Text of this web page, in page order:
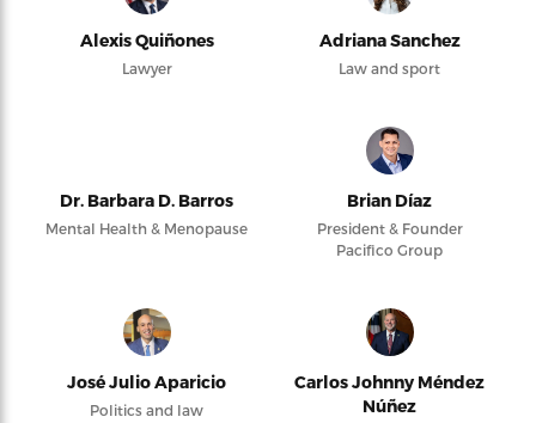
Alexis Quiñones
Lawyer
Adriana Sanchez
Law and sport
Dr. Barbara D. Barros
Mental Health & Menopause
Brian Díaz
President & Founder
Pacifico Group
José Julio Aparicio
Politics and law
Carlos Johnny Méndez
Núñez